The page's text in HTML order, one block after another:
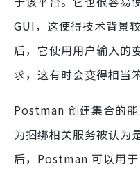
GUI，这使得技术背景
后，它使用用户输入的
求，这有时会变得相当
Postman 创建集合的
为捆绑相关服务被认为
后，Postman 可以用